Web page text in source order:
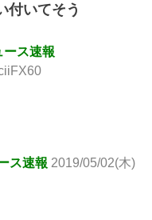
付いてそう
ース速報
ス速報 2019/05/02(木)